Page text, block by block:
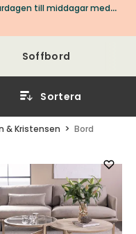
till middagar med
Soffbord
Sortera
& Kristensen Bord